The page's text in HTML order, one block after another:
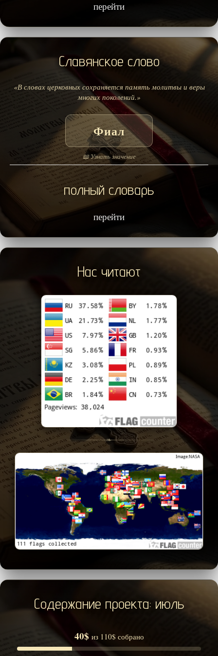
перейти
Славянское слово
«В словах церковных сохраняется память молитвы и веры
многих поколений.»
Фиал
📖 Узнать значение
полный словарь
перейти
Нас читают
❧
Содержание проекта: июль
40$ из 110$ собрано